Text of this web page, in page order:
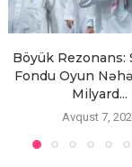
Böyük Rezonans:
Fondu Oyun
Milyard...
Avqust 7,